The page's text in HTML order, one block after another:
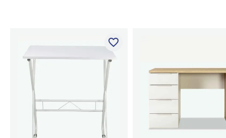
favorite_border